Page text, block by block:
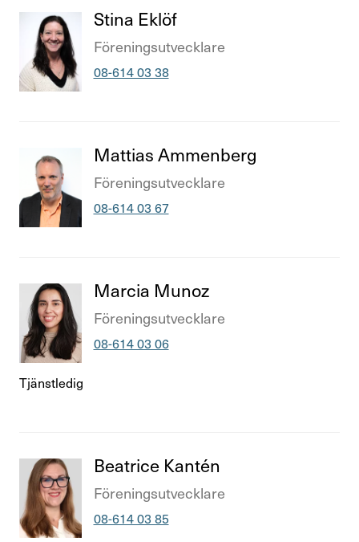
Titel
Stina Eklöf
Titel
Före­nings­ut­veck­lare
Telefonnummer
08-614 03 38
Titel
Mattias Ammen­berg
Titel
Före­nings­ut­veck­lare
Telefonnummer
08-614 03 67
Titel
Marcia Munoz
Titel
Före­nings­ut­veck­lare
Telefonnummer
08-614 03 06
Tjänstledig
Titel
Beatrice Kantén
Titel
Före­nings­ut­veck­lare
Telefonnummer
08-614 03 85